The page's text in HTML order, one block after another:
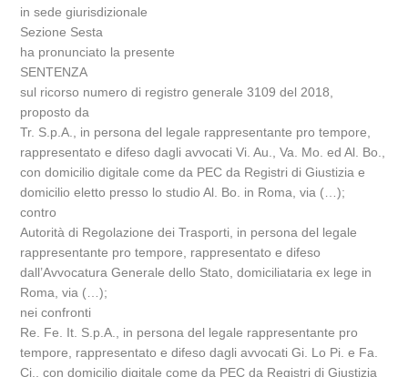
in sede giurisdizionale
Sezione Sesta
ha pronunciato la presente
SENTENZA
sul ricorso numero di registro generale 3109 del 2018,
proposto da
Tr. S.p.A., in persona del legale rappresentante pro tempore,
rappresentato e difeso dagli avvocati Vi. Au., Va. Mo. ed Al. Bo.,
con domicilio digitale come da PEC da Registri di Giustizia e
domicilio eletto presso lo studio Al. Bo. in Roma, via (…);
contro
Autorità di Regolazione dei Trasporti, in persona del legale
rappresentante pro tempore, rappresentato e difeso
dall’Avvocatura Generale dello Stato, domiciliataria ex lege in
Roma, via (…);
nei confronti
Re. Fe. It. S.p.A., in persona del legale rappresentante pro
tempore, rappresentato e difeso dagli avvocati Gi. Lo Pi. e Fa.
Ci., con domicilio digitale come da PEC da Registri di Giustizia